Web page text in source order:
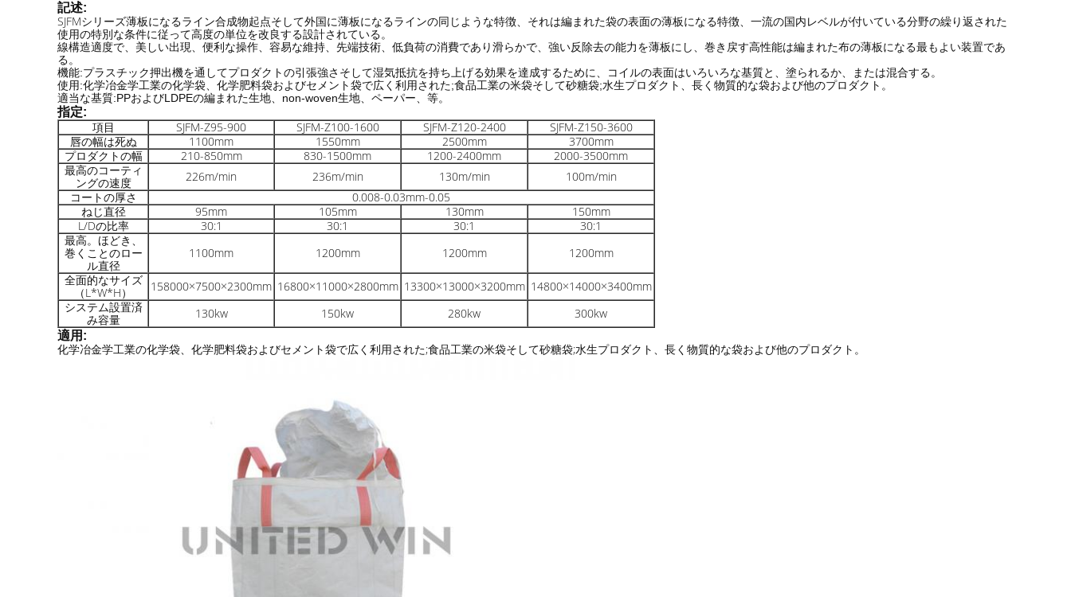
記述:
SJFMシリーズ薄板になるライン合成物起点そして外国に薄板になるラインの同じような特徴、それは編まれた袋の表面の薄板になる特徴、一流の国内レベルが付いている分野の繰り返された
使用の特別な条件に従って高度の単位を改良する設計されている。
線構造適度で、美しい出現、便利な操作、容易な維持、先端技術、低負荷の消費であり滑らかで、強い反除去の能力を薄板にし、巻き戻す高性能は編まれた布の薄板になる最もよい装置であ
る。
機能:プラスチック押出機を通してプロダクトの引張強さそして湿気抵抗を持ち上げる効果を達成するために、コイルの表面はいろいろな基質と、塗られるか、または混合する。
使用:化学冶金学工業の化学袋、化学肥料袋およびセメント袋で広く利用された;食品工業の米袋そして砂糖袋;水生プロダクト、長く物質的な袋および他のプロダクト。
適当な基質:PPおよびLDPEの編まれた生地、non-woven生地、ペーパー、等。
指定:
項目 SJFM-Z95-900 SJFM-Z100-1600 SJFM-Z120-2400
SJFM-Z150-3600
唇の幅は死ぬ
1100mm 1550mm 2500mm
3700mm
プロダクトの幅
210-850mm 830-1500mm 1200-2400mm
2000-3500mm
最高のコーティ
ングの速度
226m/min 236m/min 130m/min
100m/min
コートの厚さ
0.008-0.03mm-0.05
ねじ直径
95mm 105mm 130mm
150mm
L/Dの比率
30:1 30:1 30:1
30:1
最高。ほどき、
巻くことのロー
ル直径
1100mm 1200mm 1200mm
1200mm
全面的なサイズ
（L*W*H）
158000×7500×2300mm 16800×11000×2800mm 13300×13000×3200mm 14800×14000×3400mm
システム設置済
み容量
130kw 150kw 280kw 300kw
適用:
化学冶金学工業の化学袋、化学肥料袋およびセメント袋で広く利用された;食品工業の米袋そして砂糖袋;水生プロダクト、長く物質的な袋および他のプロダクト。